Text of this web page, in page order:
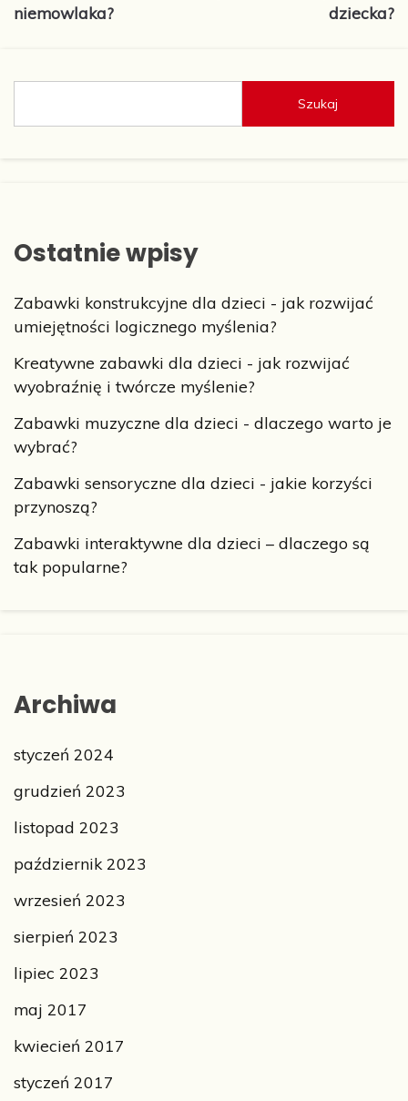
niemowlaka?
dziecka?
Szukaj
Ostatnie wpisy
Zabawki konstrukcyjne dla dzieci - jak rozwijać
umiejętności logicznego myślenia?
Kreatywne zabawki dla dzieci - jak rozwijać
wyobraźnię i twórcze myślenie?
Zabawki muzyczne dla dzieci - dlaczego warto je
wybrać?
Zabawki sensoryczne dla dzieci - jakie korzyści
przynoszą?
Zabawki interaktywne dla dzieci – dlaczego są
tak popularne?
Archiwa
styczeń 2024
grudzień 2023
listopad 2023
październik 2023
wrzesień 2023
sierpień 2023
lipiec 2023
maj 2017
kwiecień 2017
styczeń 2017